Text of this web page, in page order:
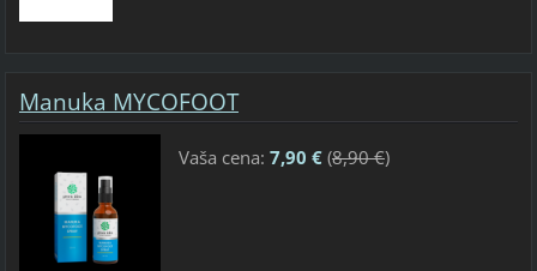
Manuka MYCOFOOT
Vaša cena: 7,90 €(8,90 €)